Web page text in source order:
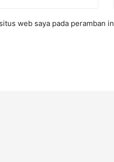
web saya pada peramban